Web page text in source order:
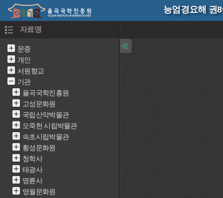
능엄경요해 권
자료명
문중
개인
서원향교
기관
율곡국학진흥원
고성문화원
국립산악박물관
오죽헌 시립박물관
속초시립박물관
횡성문화원
청학사
태광사
명륜사
영월문화원